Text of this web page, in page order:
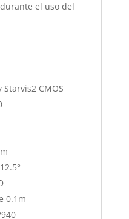
el uso del
CMOS
0.1m